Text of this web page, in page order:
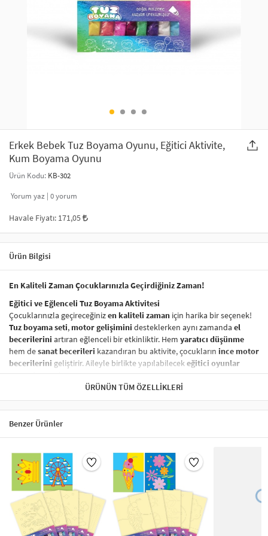
SAÇ AKSESUARLARI
GELİN / DÜĞÜN AKSESUARLARI
ŞAL VE FULAR
ODA KOKUSU VE MUM
YILBAŞI ÜRÜNLERİ
Erkek Bebek Tuz Boyama Oyunu, Eğitici Aktivite,
Kum Boyama Oyunu
Ürün Kodu: KB-302
Yorum yaz | 0yorum
Havale Fiyatı: 171,05
Ürün Bilgisi
En Kaliteli Zaman Çocuklarınızla Geçirdiğiniz Zaman!
Eğitici ve Eğlenceli Tuz Boyama Aktivitesi
Çocuklarınızla geçireceğinizen kaliteli zaman için harika bir seçenek!
Tuz boyama seti, motor gelişimini desteklerken aynı zamanda el
becerilerini artıran eğlenceli bir etkinliktir. Hem yaratıcı düşünme
hem desanat becerileri kazandıran bu aktivite, çocukların ince motor
becerilerini geliştirir. Aileyle birlikte yapılabilecekeğitici oyunlar
arasında yer alır.
Sağlığa Zararsız ve Güvenli Boyama Seti
çocuklarınızın güvenliği her zaman ön planda tutulmuştur. Çocuklar
içingüvenli tuz boyama
projeler yapmak için ideal bir seçenektir.
Nasıl Yapılır?
Tuz boyama setinizi kullanarak yaratıcı birsanat eserioluşturmak
oldukça basittir:
Hazırlık:
Bir kürdan yardımıyla açık renklerden başlayarak
sarı
kağıdı kaldırın ve
yapışkanlı yüzeyi
ortaya çıkarın.
Boyama:Elinizle renkli tuzları dökün ve yayarak
ÜRÜNÜN TÜM ÖZELLIKLERI
Benzer Ürünler